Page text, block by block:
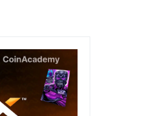
comment ça fonctionne